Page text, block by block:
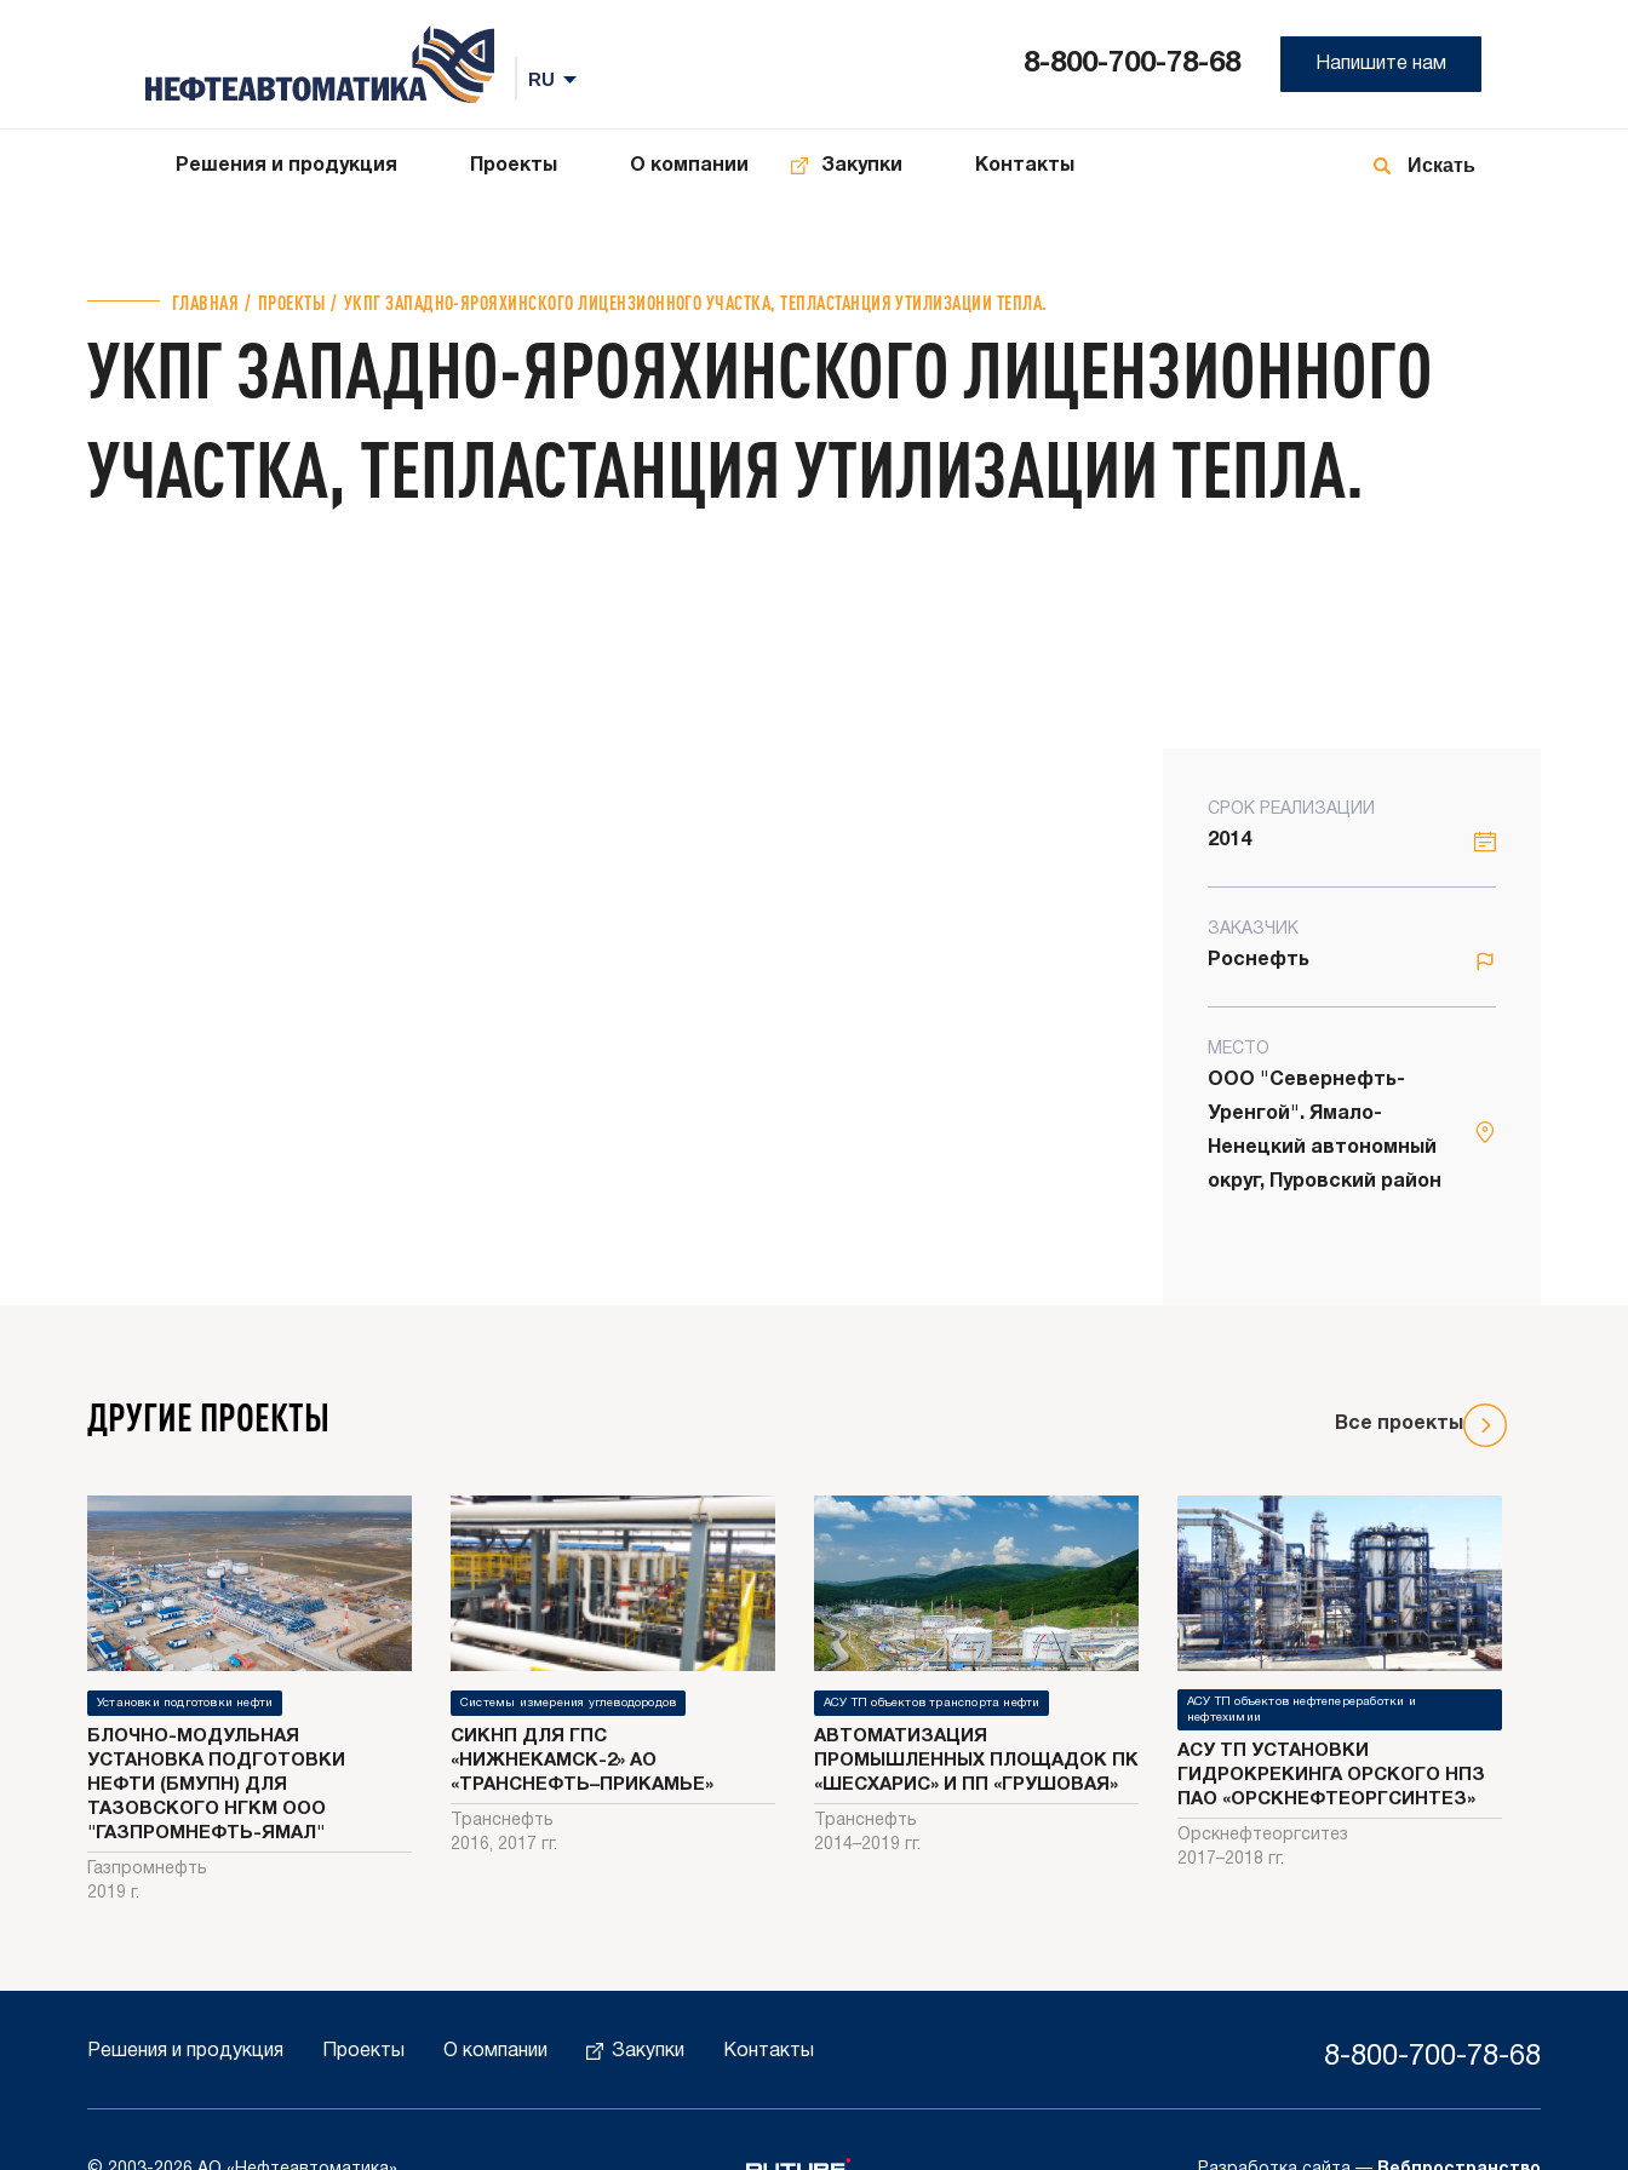
8-800-700-78-68 Напишите нам
Решения и продукция Проекты О компании Закупки Контакты
ГЛАВНАЯ ПРОЕКТЫ УКПГ ЗАПАДНО-ЯРОЯХИНСКОГО ЛИЦЕНЗИОННОГО УЧАСТКА, ТЕПЛАСТАНЦИЯ УТИЛИЗАЦИИ ТЕПЛА.
УКПГ ЗАПАДНО-ЯРОЯХИНСКОГО ЛИЦЕНЗИОННОГО
УЧАСТКА, ТЕПЛАСТАНЦИЯ УТИЛИЗАЦИИ ТЕПЛА.
СРОК РЕАЛИЗАЦИИ
2014
ЗАКАЗЧИК
Роснефть
МЕСТО
ООО "Севернефть-
Уренгой". Ямало-
Ненецкий автономный
округ, Пуровский район
ДРУГИЕ ПРОЕКТЫ Все проекты
Установки подготовки нефти
БЛОЧНО-МОДУЛЬНАЯ
УСТАНОВКА ПОДГОТОВКИ
НЕФТИ (БМУПН) ДЛЯ
ТАЗОВСКОГО НГКМ ООО
"ГАЗПРОМНЕФТЬ-ЯМАЛ"
Газпромнефть
2019 г.
Системы измерения углеводородов
СИКНП ДЛЯ ГПС
«НИЖНЕКАМСК-2» АО
«ТРАНСНЕФТЬ–ПРИКАМЬЕ»
Транснефть
2016, 2017 гг.
АСУ ТП объектов транспорта нефти
АВТОМАТИЗАЦИЯ
ПРОМЫШЛЕННЫХ ПЛОЩАДОК ПК
«ШЕСХАРИС» И ПП «ГРУШОВАЯ»
Транснефть
2014–2019 гг.
АСУ ТП объектов нефтепереработки и
нефтехимии
АСУ ТП УСТАНОВКИ
ГИДРОКРЕКИНГА ОРСКОГО НПЗ
ПАО «ОРСКНЕФТЕОРГСИНТЕЗ»
Орскнефтеоргситез
2017–2018 гг.
Решения и продукция Проекты О компании Закупки Контакты 8-800-700-78-68